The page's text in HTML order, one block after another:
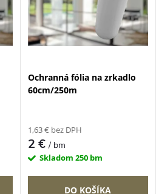
Ochranná fólia na zrkadlo
60cm/250m
1,63 € bez DPH
2 €/ bm
Skladom 250 bm
DO KOŠÍKA